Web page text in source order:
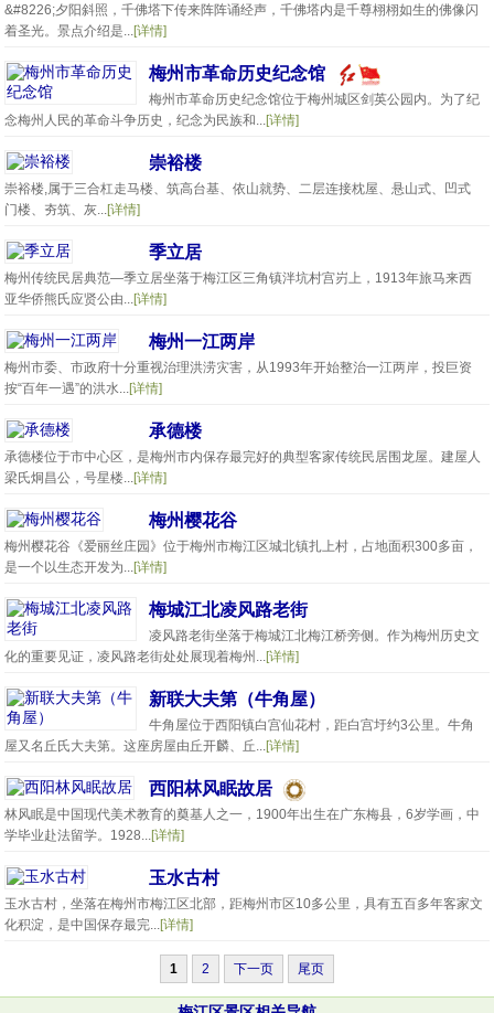
&#8226;夕阳斜照，千佛塔下传来阵阵诵经声，千佛塔内是千尊栩栩如生的佛像闪
着圣光。景点介绍是...[详情]
梅州市革命历史纪念馆
梅州市革命历史纪念馆位于梅州城区剑英公园内。为了纪
念梅州人民的革命斗争历史，纪念为民族和...[详情]
崇裕楼
崇裕楼,属于三合杠走马楼、筑高台基、依山就势、二层连接枕屋、悬山式、凹式
门楼、夯筑、灰...[详情]
季立居
梅州传统民居典范—季立居坐落于梅江区三角镇泮坑村宫岃上，1913年旅马来西
亚华侨熊氏应贤公由...[详情]
梅州一江两岸
梅州市委、市政府十分重视治理洪涝灾害，从1993年开始整治一江两岸，投巨资
按“百年一遇”的洪水...[详情]
承德楼
承德楼位于市中心区，是梅州市内保存最完好的典型客家传统民居围龙屋。建屋人
梁氏炯昌公，号星楼...[详情]
梅州樱花谷
梅州樱花谷《爱丽丝庄园》位于梅州市梅江区城北镇扎上村，占地面积300多亩，
是一个以生态开发为...[详情]
梅城江北凌风路老街
凌风路老街坐落于梅城江北梅江桥旁侧。作为梅州历史文
化的重要见证，凌风路老街处处展现着梅州...[详情]
新联大夫第（牛角屋）
牛角屋位于西阳镇白宫仙花村，距白宫圩约3公里。牛角
屋又名丘氏大夫第。这座房屋由丘开麟、丘...[详情]
西阳林风眠故居
林风眠是中国现代美术教育的奠基人之一，1900年出生在广东梅县，6岁学画，中
学毕业赴法留学。1928...[详情]
玉水古村
玉水古村，坐落在梅州市梅江区北部，距梅州市区10多公里，具有五百多年客家文
化积淀，是中国保存最完...[详情]
1 2 下一页 尾页